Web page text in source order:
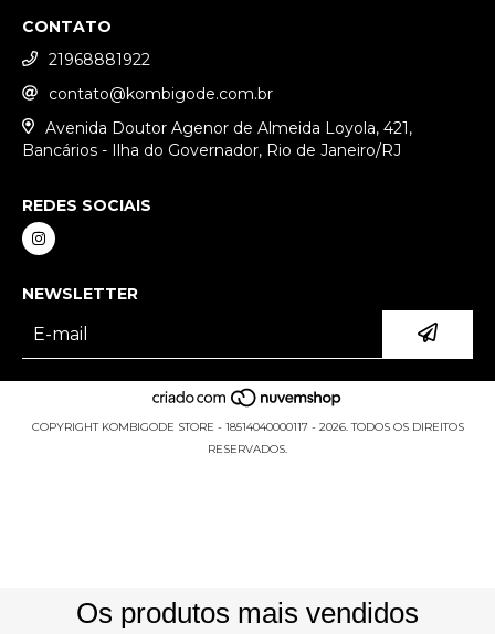
CONTATO
21968881922
contato@kombigode.com.br
Avenida Doutor Agenor de Almeida Loyola, 421,
Bancários - Ilha do Governador, Rio de Janeiro/RJ
REDES SOCIAIS
NEWSLETTER
COPYRIGHT KOMBIGODE STORE - 18514040000117 - 2026. TODOS OS DIREITOS
RESERVADOS.